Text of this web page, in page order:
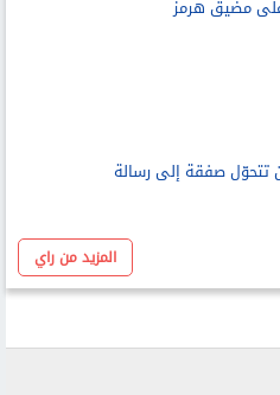
ليفربول؟
مضيق هرمز
تتحوّل صفقة إلى رسالة
المزيد من راي